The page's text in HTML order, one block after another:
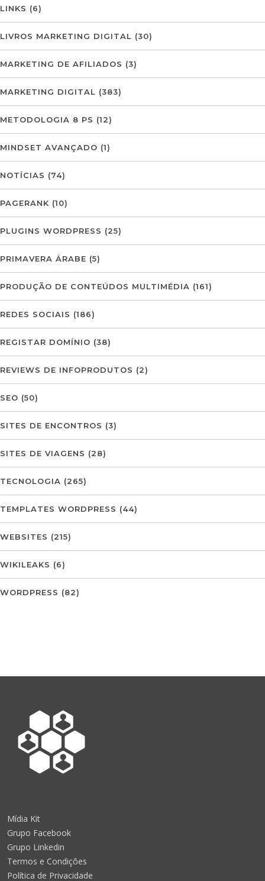
LINKS (6)
LIVROS MARKETING DIGITAL (30)
MARKETING DE AFILIADOS (3)
MARKETING DIGITAL (383)
METODOLOGIA 8 PS (12)
MINDSET AVANÇADO (1)
NOTÍCIAS (74)
PAGERANK (10)
PLUGINS WORDPRESS (25)
PRIMAVERA ÁRABE (5)
PRODUÇÃO DE CONTEÚDOS MULTIMÉDIA (161)
REDES SOCIAIS (186)
REGISTAR DOMÍNIO (38)
REVIEWS DE INFOPRODUTOS (2)
SEO (50)
SITES DE ENCONTROS (3)
SITES DE VIAGENS (28)
TECNOLOGIA (265)
TEMPLATES WORDPRESS (44)
WEBSITES (215)
WIKILEAKS (6)
WORDPRESS (82)
Mídia Kit
Grupo Facebook
Grupo Linkedin
Termos e Condições
Política de Privacidade